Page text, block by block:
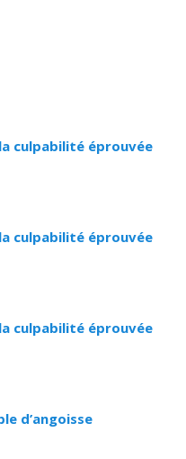
culpabilité éprouvée
culpabilité éprouvée
culpabilité éprouvée
d’angoisse